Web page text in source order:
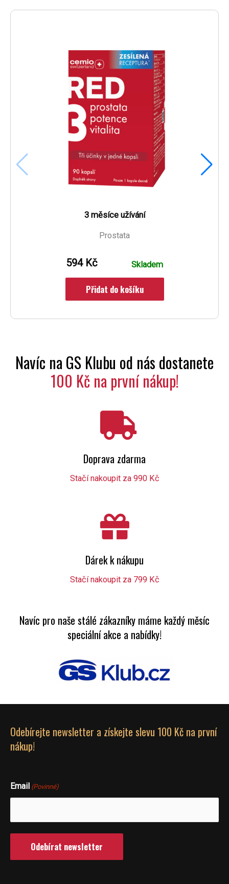
3 měsíce užívání
Prostata
594 Kč Skladem
Přidat do košíku
Navíc na GS Klubu od nás dostanete
100 Kč na první nákup!
Doprava zdarma
Stačí nakoupit za 990 Kč
Dárek k nákupu
Stačí nakoupit za 799 Kč
Navíc pro naše stálé zákazníky máme každý měsíc
speciální akce a nabídky!
Odebírejte newsletter a získejte slevu 100 Kč na první
nákup!
Email (Povinné)